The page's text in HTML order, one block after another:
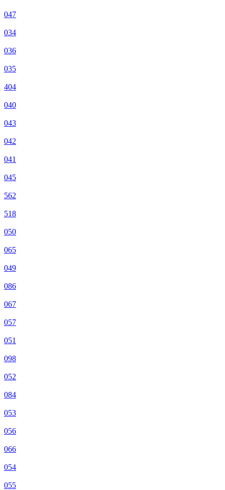
047
034
036
035
404
040
043
042
041
045
562
518
050
065
049
086
067
057
051
098
052
084
053
056
066
054
055